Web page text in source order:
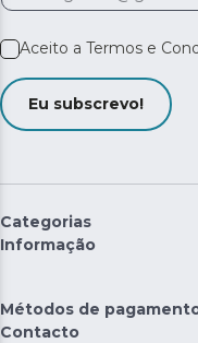
Aceito a Termos e
Eu subscrevo!
Categorias
Informação
Métodos de
Contacto